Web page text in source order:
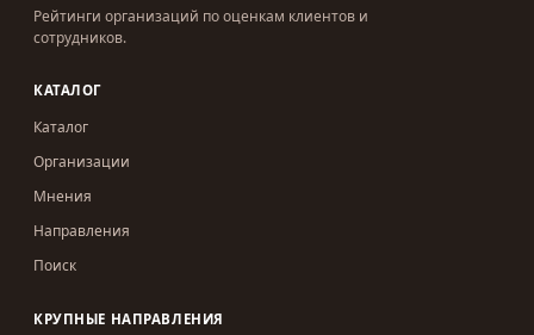
Рейтинги организаций по оценкам клиентов и
сотрудников.
КАТАЛОГ
Каталог
Организации
Мнения
Направления
Поиск
КРУПНЫЕ НАПРАВЛЕНИЯ